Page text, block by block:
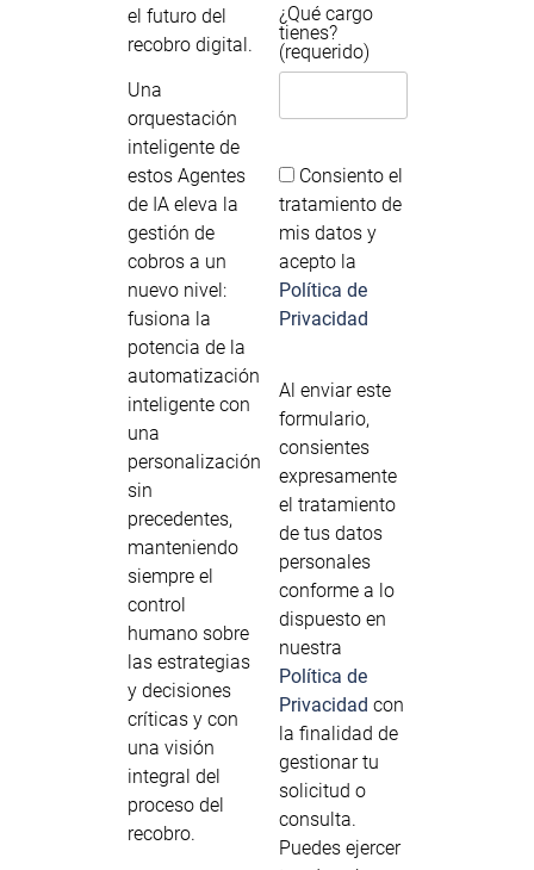
el futuro del
recobro digital.
Una
orquestación
inteligente de
estos Agentes
de IA eleva la
gestión de
cobros a un
nuevo nivel:
fusiona la
potencia de la
automatización
inteligente con
una
personalización
sin
precedentes,
manteniendo
siempre el
control
humano sobre
las estrategias
y decisiones
críticas y con
una visión
integral del
proceso del
recobro.
¿Qué cargo
tienes?
(requerido)
Consiento el
tratamiento de
mis datos y
acepto la
Política de
Privacidad
Al enviar este
formulario,
consientes
expresamente
el tratamiento
de tus datos
personales
conforme a lo
dispuesto en
nuestra
Política de
Privacidad con
la finalidad de
gestionar tu
solicitud o
consulta.
Puedes ejercer